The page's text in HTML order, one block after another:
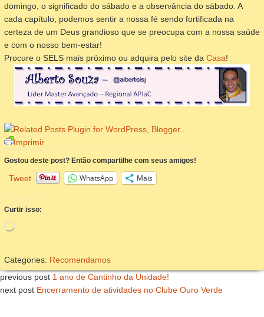
domingo, o significado do sábado e a observância do sábado. A
cada capítulo, podemos sentir a nossa fé sendo fortificada na
certeza de um Deus grandioso que se preocupa com a nossa saúde
e com o nosso bem-estar!
Procure o SELS mais próximo ou adquira pelo site da Casa!
Imprimir
Gostou deste post? Então compartilhe com seus amigos!
Tweet WhatsApp Mais
Curtir isso:
Carregando...
Categories: Recomendamos
previous post 1 ano de Cantinho da Unidade!
next post Encerramento de atividades no Clube Ouro Verde